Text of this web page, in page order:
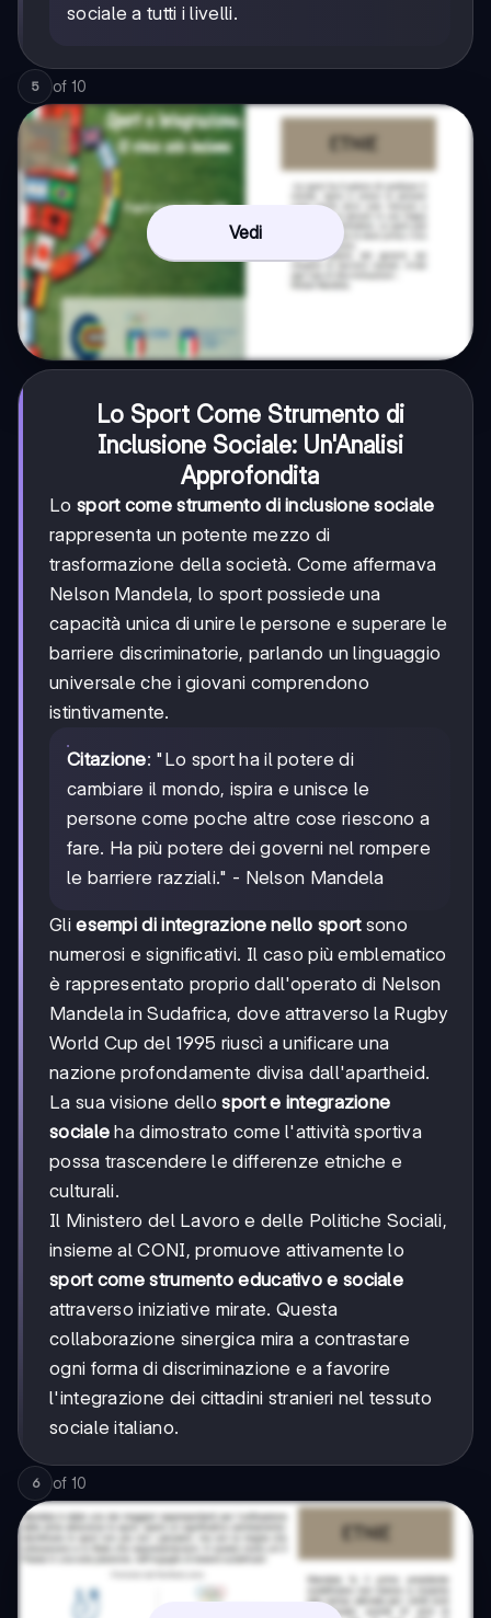
sociale a tutti i livelli.
5 of 10
Vedi
Lo Sport Come Strumento di
Inclusione Sociale: Un'Analisi
Approfondita
Lo sport come strumento di inclusione sociale
rappresenta un potente mezzo di
trasformazione della società. Come affermava
Nelson Mandela, lo sport possiede una
capacità unica di unire le persone e superare le
barriere discriminatorie, parlando un linguaggio
universale che i giovani comprendono
istintivamente.
Citazione: "Lo sport ha il potere di
cambiare il mondo, ispira e unisce le
persone come poche altre cose riescono a
fare. Ha più potere dei governi nel rompere
le barriere razziali." - Nelson Mandela
Gliesempi di integrazione nello sportsono
numerosi e significativi. Il caso più emblematico
è rappresentato proprio dall'operato di Nelson
Mandela in Sudafrica, dove attraverso la Rugby
World Cup del 1995 riuscì a unificare una
nazione profondamente divisa dall'apartheid.
La sua visione dellosport e integrazione
sociale ha dimostrato come l'attività sportiva
possa trascendere le differenze etniche e
culturali.
Il Ministero del Lavoro e delle Politiche Sociali,
insieme al CONI, promuove attivamente lo
sport come strumento educativo e sociale
attraverso iniziative mirate. Questa
collaborazione sinergica mira a contrastare
ogni forma di discriminazione e a favorire
l'integrazione dei cittadini stranieri nel tessuto
sociale italiano.
6 of 10